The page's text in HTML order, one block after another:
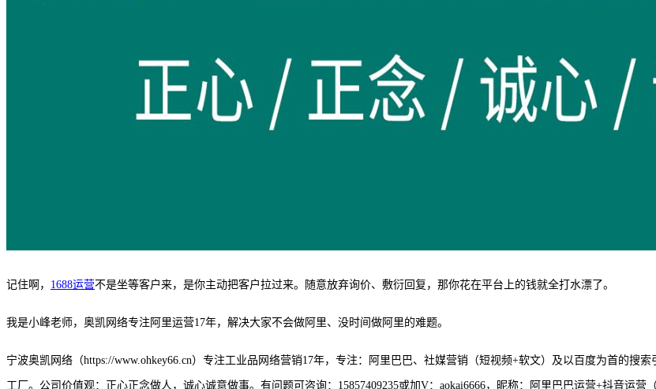
记住啊， 1688运营不是坐等客户来，是你主动把客户拉过来。随意放弃询价、敷衍回复，那你花在平台上的钱就全打水漂了。
我是小峰老师，奥凯网络专注阿里运营17年，解决大家不会做阿里、没时间做阿里的难题。
宁波奥凯网络（https://www.ohkey66.cn）专注工业品网络营销17年，专注：阿里巴巴、社媒营销（短视频+软文）及以百度为首的搜
工厂。公司价值观：正心正念做人，诚心诚意做事。有问题可咨询：15857409235或加V：aokai6666，昵称：阿里巴巴运营+抖音运营（